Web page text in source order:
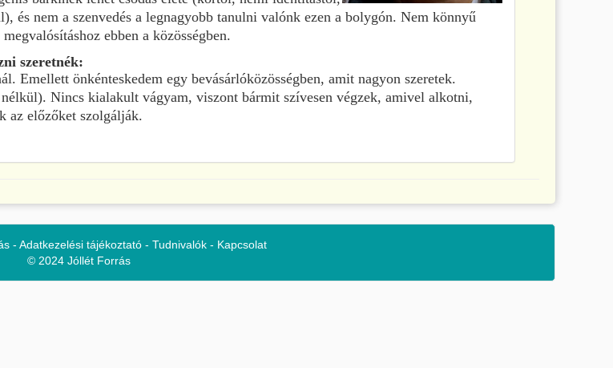
és nem a szenvedés a legnagyobb tanulni valónk ezen a bolygón. Nem könnyű
ebben a közösségben.
szeretnék:
Emellett önkénteskedem egy bevásárlóközösségben, amit nagyon szeretek.
Nincs kialakult vágyam, viszont bármit szívesen végzek, amivel alkotni,
az előzőket szolgálják.
- Adatkezelési tájékoztató- Tudnivalók- Kapcsolat
© 2024 Jóllét Forrás